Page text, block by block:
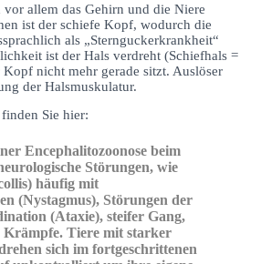
allem das Gehirn und die Niere
ist der schiefe Kopf, wodurch die
als „Sternguckerkrankheit“
ist der Hals verdreht (Schiefhals =
nicht mehr gerade sitzt. Auslöser
der Halsmuskulatur.
Sie hier:
Encephalitozoonose beim
Störungen, wie
häufig mit
(Nystagmus), Störungen der
(Ataxie), steifer Gang,
Tiere mit starker
sich im fortgeschrittenen